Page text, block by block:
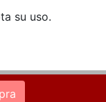
su uso.